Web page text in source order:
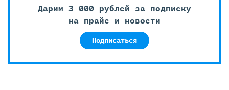
Дарим 3 000 рублей за подписку
на прайс и новости
Подписаться